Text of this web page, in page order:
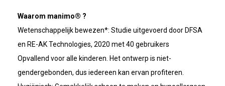
Waarom manimo® ?
Wetenschappelijk bewezen*: Studie uitgevoerd door DFSA
en RE-AK Technologies, 2020 met 40 gebruikers
Opvallend voor alle kinderen. Het ontwerp is niet-
gendergebonden, dus iedereen kan ervan profiteren.